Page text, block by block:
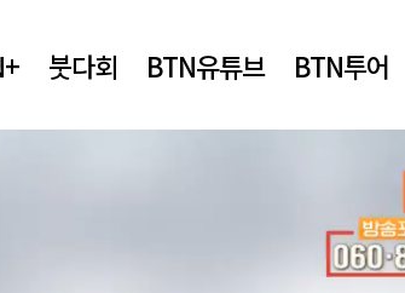
붓다회 BTN유튜브 BTN투어